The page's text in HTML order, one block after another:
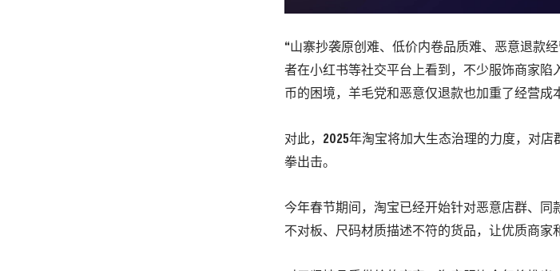
“山寨抄袭原创难、低价内卷品质难、恶意退款
者在小红书等社交平台上看到，不少服饰商家陷
币的困境，羊毛党和恶意仅退款也加重了经营成
对此，2025年淘宝将加大生态治理的力度，对
拳出击。
今年春节期间，淘宝已经开始针对恶意店群、同
不对板、尺码材质描述不符的货品，让优质商家